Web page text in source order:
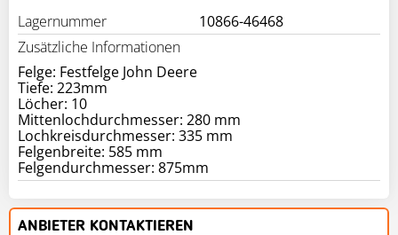
Lagernummer
10866-46468
Zusätzliche Informationen
Felge: Festfelge John Deere
Tiefe: 223mm
Löcher: 10
Mittenlochdurchmesser: 280 mm
Lochkreisdurchmesser: 335 mm
Felgenbreite: 585 mm
Felgendurchmesser: 875mm
ANBIETER KONTAKTIEREN